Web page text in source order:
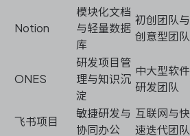
Notion
模块化文档
与轻量数据
库
初创团队与
创意型团队
ONES
研发项目管
理与知识沉
淀
中大型软件
研发团队
飞书项目
敏捷研发与
协同办公
互联网与快
速迭代团队